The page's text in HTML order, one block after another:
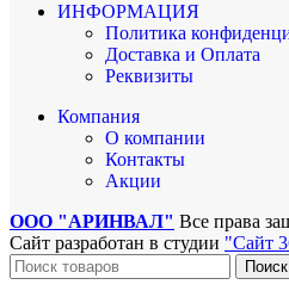
ИНФОРМАЦИЯ
Политика
Доставка и Оплата
Реквизиты
Компания
О компании
Контакты
Акции
ООО "АРИНВАЛ" Все права
Сайт разработан в студии "Сайт
Поиск